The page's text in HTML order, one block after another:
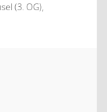
(3. OG),